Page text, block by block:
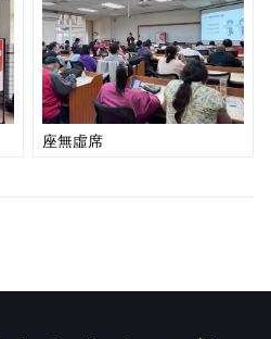
座無虛席